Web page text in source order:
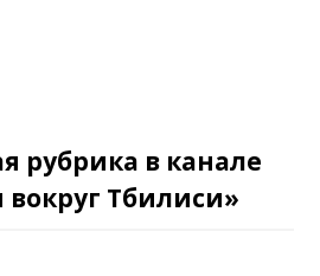
рубрика в канале
Тбилиси»